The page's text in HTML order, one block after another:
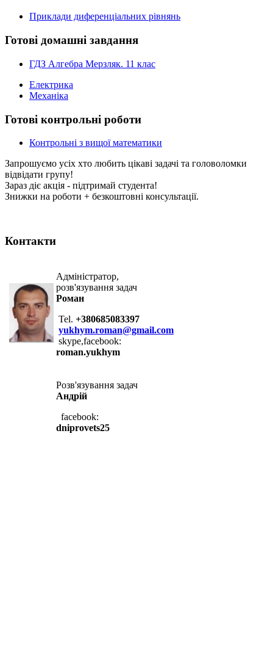
Приклади диференціальних рівнянь
Готові домашні завдання
ГДЗ Алгебра Мерзляк. 11 клас
Електрика
Механіка
Готові контрольні роботи
Контрольні з вищої математики
Запрошуємо усіх хто любить цікаві задачі та головоломки
відвідати групу!
Зараз діє акція - підтримай студента!
Знижки на роботи + безкоштовні консультації.
Контакти
Адміністратор,
розв'язування задач
Роман
Tel. +380685083397
yukhym.roman@gmail.com
skype,facebook:
roman.yukhym
Розв'язування задач
Андрій
facebook:
dniprovets25